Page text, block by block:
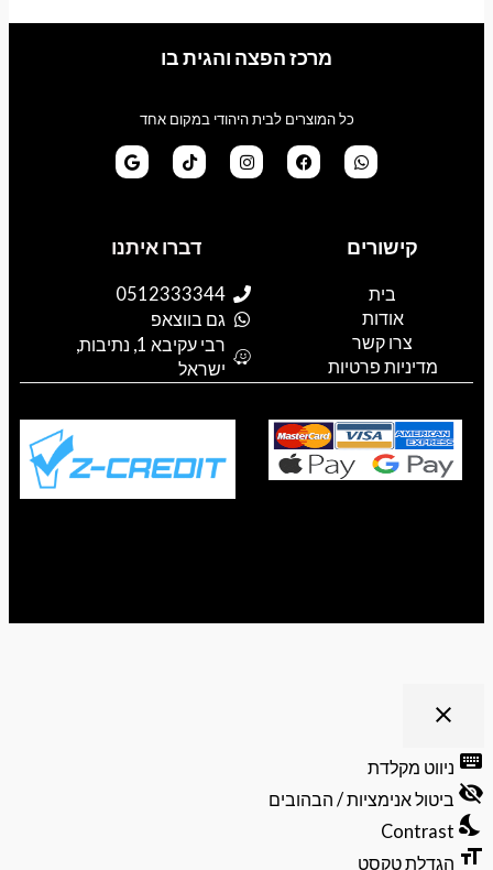
מרכז הפצה והגית בו
כל המוצרים לבית היהודי במקום אחד
a
s
a
p
p
o
k
o
l
e
קישורים
בית
אודות
צרו קשר
מדיניות פרטיות
דברו איתנו
0512333344
גם בווצאפ
רבי עקיבא 1, נתיבות,
ישראל
close
וסגירה
של
תפריט
הנגישות
ניווט מקלדת
ביטול אנימציות / הבהובים
Contrast
הגדלת טקסט